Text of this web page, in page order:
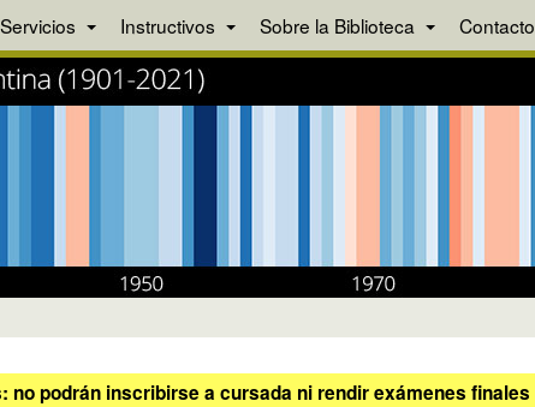
Servicios Instructivos Sobre la Biblioteca Contacto
podrán inscribirse a cursada ni rendir exámenes finales